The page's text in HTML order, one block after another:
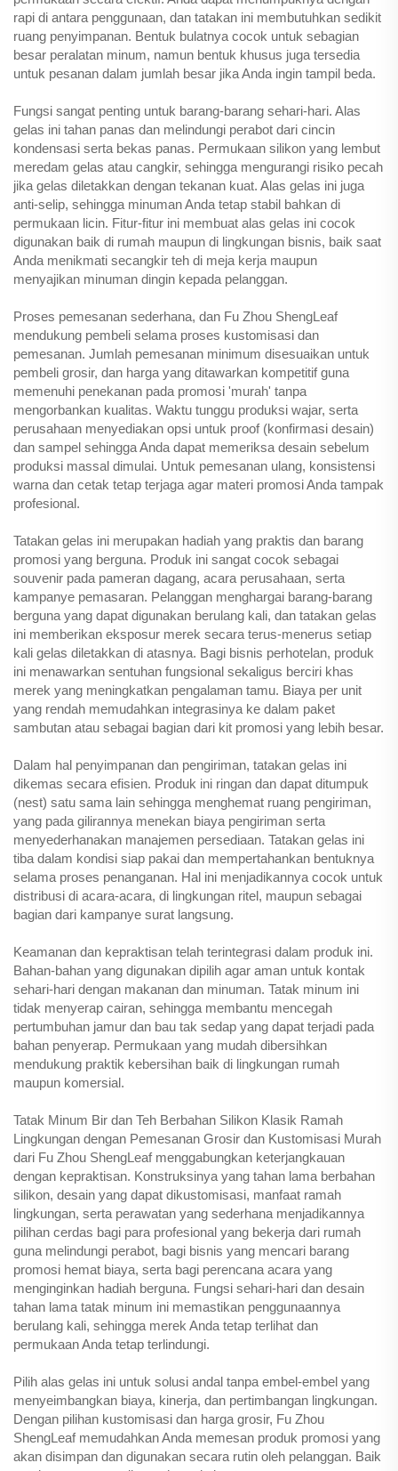
rapi di antara penggunaan, dan tatakan ini membutuhkan sedikit
ruang penyimpanan. Bentuk bulatnya cocok untuk sebagian
besar peralatan minum, namun bentuk khusus juga tersedia
untuk pesanan dalam jumlah besar jika Anda ingin tampil beda.
Fungsi sangat penting untuk barang-barang sehari-hari. Alas
gelas ini tahan panas dan melindungi perabot dari cincin
kondensasi serta bekas panas. Permukaan silikon yang lembut
meredam gelas atau cangkir, sehingga mengurangi risiko pecah
jika gelas diletakkan dengan tekanan kuat. Alas gelas ini juga
anti-selip, sehingga minuman Anda tetap stabil bahkan di
permukaan licin. Fitur-fitur ini membuat alas gelas ini cocok
digunakan baik di rumah maupun di lingkungan bisnis, baik saat
Anda menikmati secangkir teh di meja kerja maupun
menyajikan minuman dingin kepada pelanggan.
Proses pemesanan sederhana, dan Fu Zhou ShengLeaf
mendukung pembeli selama proses kustomisasi dan
pemesanan. Jumlah pemesanan minimum disesuaikan untuk
pembeli grosir, dan harga yang ditawarkan kompetitif guna
memenuhi penekanan pada promosi 'murah' tanpa
mengorbankan kualitas. Waktu tunggu produksi wajar, serta
perusahaan menyediakan opsi untuk proof (konfirmasi desain)
dan sampel sehingga Anda dapat memeriksa desain sebelum
produksi massal dimulai. Untuk pemesanan ulang, konsistensi
warna dan cetak tetap terjaga agar materi promosi Anda tampak
profesional.
Tatakan gelas ini merupakan hadiah yang praktis dan barang
promosi yang berguna. Produk ini sangat cocok sebagai
souvenir pada pameran dagang, acara perusahaan, serta
kampanye pemasaran. Pelanggan menghargai barang-barang
berguna yang dapat digunakan berulang kali, dan tatakan gelas
ini memberikan eksposur merek secara terus-menerus setiap
kali gelas diletakkan di atasnya. Bagi bisnis perhotelan, produk
ini menawarkan sentuhan fungsional sekaligus berciri khas
merek yang meningkatkan pengalaman tamu. Biaya per unit
yang rendah memudahkan integrasinya ke dalam paket
sambutan atau sebagai bagian dari kit promosi yang lebih besar.
Dalam hal penyimpanan dan pengiriman, tatakan gelas ini
dikemas secara efisien. Produk ini ringan dan dapat ditumpuk
(nest) satu sama lain sehingga menghemat ruang pengiriman,
yang pada gilirannya menekan biaya pengiriman serta
menyederhanakan manajemen persediaan. Tatakan gelas ini
tiba dalam kondisi siap pakai dan mempertahankan bentuknya
selama proses penanganan. Hal ini menjadikannya cocok untuk
distribusi di acara-acara, di lingkungan ritel, maupun sebagai
bagian dari kampanye surat langsung.
Keamanan dan kepraktisan telah terintegrasi dalam produk ini.
Bahan-bahan yang digunakan dipilih agar aman untuk kontak
sehari-hari dengan makanan dan minuman. Tatak minum ini
tidak menyerap cairan, sehingga membantu mencegah
pertumbuhan jamur dan bau tak sedap yang dapat terjadi pada
bahan penyerap. Permukaan yang mudah dibersihkan
mendukung praktik kebersihan baik di lingkungan rumah
maupun komersial.
Tatak Minum Bir dan Teh Berbahan Silikon Klasik Ramah
Lingkungan dengan Pemesanan Grosir dan Kustomisasi Murah
dari Fu Zhou ShengLeaf menggabungkan keterjangkauan
dengan kepraktisan. Konstruksinya yang tahan lama berbahan
silikon, desain yang dapat dikustomisasi, manfaat ramah
lingkungan, serta perawatan yang sederhana menjadikannya
pilihan cerdas bagi para profesional yang bekerja dari rumah
guna melindungi perabot, bagi bisnis yang mencari barang
promosi hemat biaya, serta bagi perencana acara yang
menginginkan hadiah berguna. Fungsi sehari-hari dan desain
tahan lama tatak minum ini memastikan penggunaannya
berulang kali, sehingga merek Anda tetap terlihat dan
permukaan Anda tetap terlindungi.
Pilih alas gelas ini untuk solusi andal tanpa embel-embel yang
menyeimbangkan biaya, kinerja, dan pertimbangan lingkungan.
Dengan pilihan kustomisasi dan harga grosir, Fu Zhou
ShengLeaf memudahkan Anda memesan produk promosi yang
akan disimpan dan digunakan secara rutin oleh pelanggan. Baik